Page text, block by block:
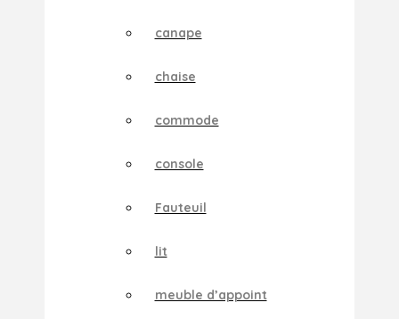
canape
chaise
commode
console
Fauteuil
lit
meuble d’appoint